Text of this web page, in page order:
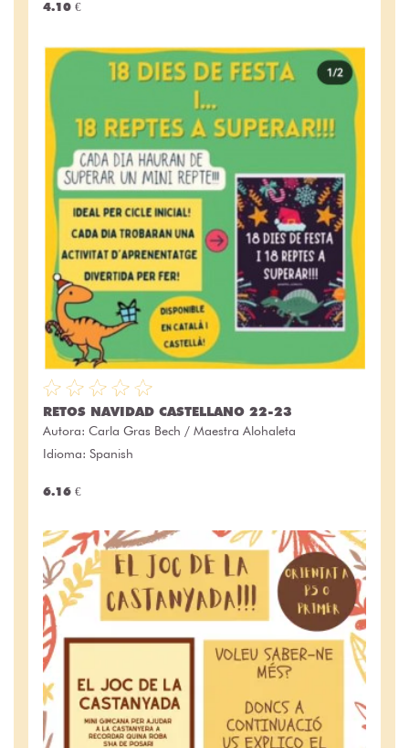
4.10 €
RETOS NAVIDAD CASTELLANO 22-23
Autora: Carla Gras Bech / Maestra Alohaleta
Idioma: Spanish
6.16 €